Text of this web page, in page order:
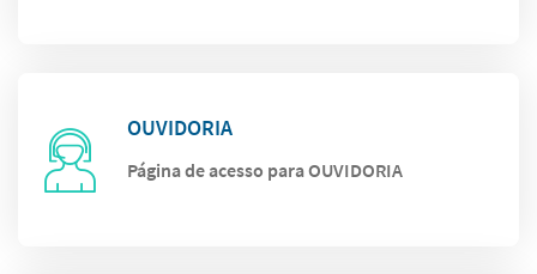
OUVIDORIA
Página de acesso para OUVIDORIA